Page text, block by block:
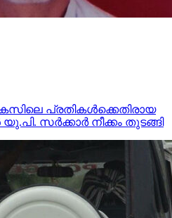
പ്രതികള്‍ക്കെതിരായ
സര്‍ക്കാര്‍ നീക്കം തുടങ്ങി